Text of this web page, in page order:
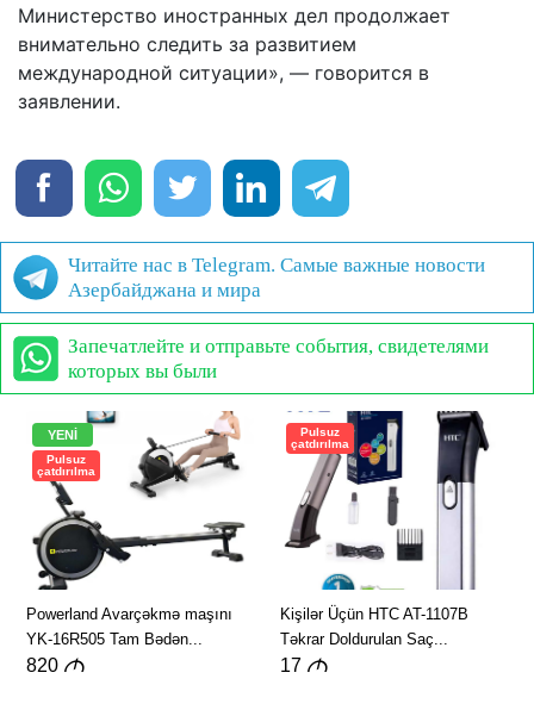
Министерство иностранных дел продолжает
внимательно следить за развитием
международной ситуации», — говорится в
заявлении.
Читайте нас в Telegram. Самые важные новости
Азербайджана и мира
Запечатлейте и отправьте события, свидетелями
которых вы были